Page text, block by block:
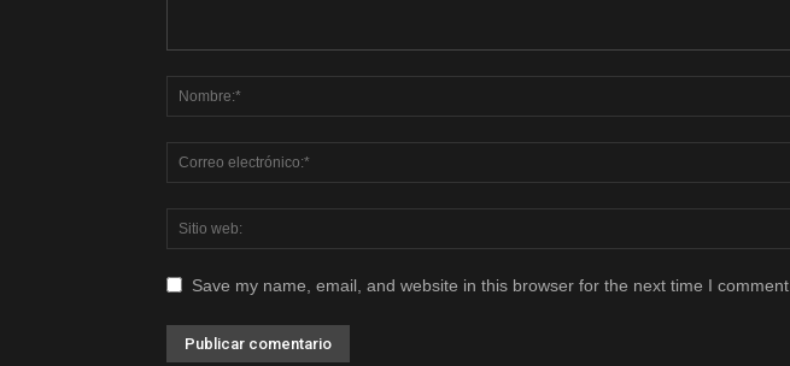
Save my name, email, and website in this browser for the next time I comment.